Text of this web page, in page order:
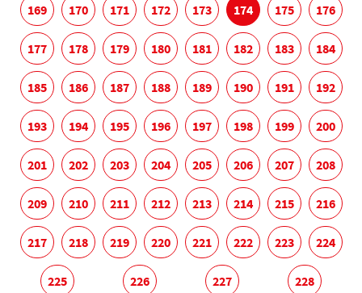
169 170 171 172 173 174 175 176
177 178 179 180 181 182 183 184
185 186 187 188 189 190 191 192
193 194 195 196 197 198 199 200
201 202 203 204 205 206 207 208
209 210 211 212 213 214 215 216
217 218 219 220 221 222 223 224
225 226 227 228